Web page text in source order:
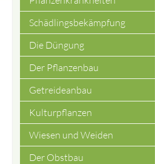
Schädlingsbekämpfung
Die Düngung
Der Pflanzenbau
Getreideanbau
Kulturpflanzen
Wiesen und Weiden
Der Obstbau